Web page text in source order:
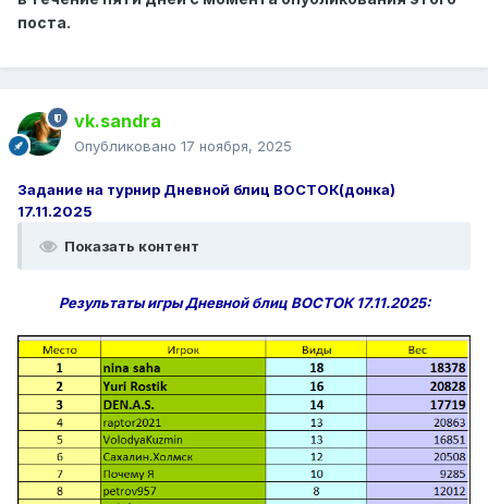
поста.
vk.sandra
Опубликовано 17 ноября, 2025
Задание на турнир Дневной блиц ВОСТОК(донка)
17.11.2025
Показать контент
Результаты игры Дневной блиц ВОСТОК 17.11.2025: